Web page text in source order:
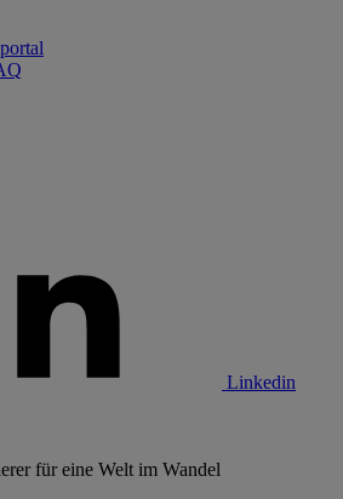
Linkedin
für eine Welt im Wandel